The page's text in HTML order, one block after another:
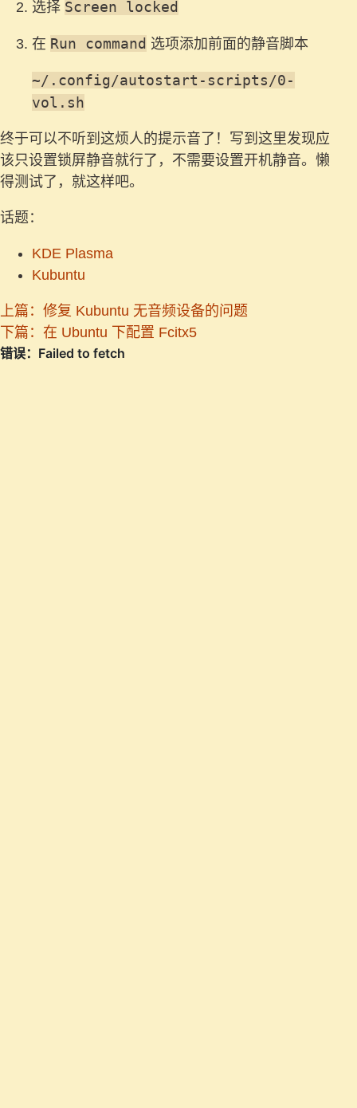
选择 Screen locked
在 Run command 选项添加前面的静音脚本
~/.config/autostart-scripts/0-
vol.sh
终于可以不听到这烦人的提示音了！写到这里发现应
该只设置锁屏静音就行了，不需要设置开机静音。懒
得测试了，就这样吧。
话题：
KDE Plasma
Kubuntu
上篇：修复 Kubuntu 无音频设备的问题
下篇：在 Ubuntu 下配置 Fcitx5